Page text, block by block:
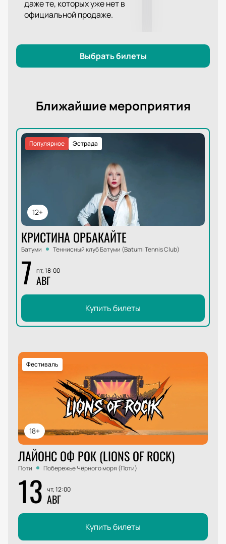
даже те, которых уже нет в
официальной продаже.
Выбрать билеты
Ближайшие мероприятия
12+
Эстрада
Популярное
КРИСТИНА ОРБАКАЙТЕ
Батуми Теннисный клуб Батуми (Batumi Tennis Club)
7 пт, 18:00
АВГ
Купить билеты
18+
Фестиваль
ЛАЙОНС ОФ РОК (LIONS OF ROCK)
Поти Побережье Чёрного моря (Поти)
13 чт, 12:00
АВГ
Купить билеты